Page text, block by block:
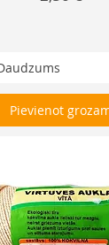
Pievienot